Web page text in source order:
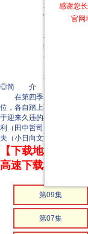
感谢您
官网
速水直道
铃木浩介
塚地武雅
绪方义博
小日向文世
若村麻由美
◎简 介
在第四季（2021年）中
位，各自踏上不同的道路
于迎来久违的期待已久的
利（田中哲司 饰）、玉垣
夫（小日向文世 饰）等审
【下载地址】本
高速下载和在线播
第09集
第07集